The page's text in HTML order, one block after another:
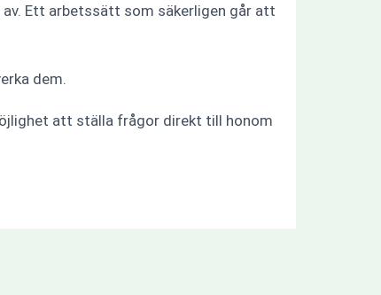
Ett arbetssätt som säkerligen går att
dem.
att ställa frågor direkt till honom